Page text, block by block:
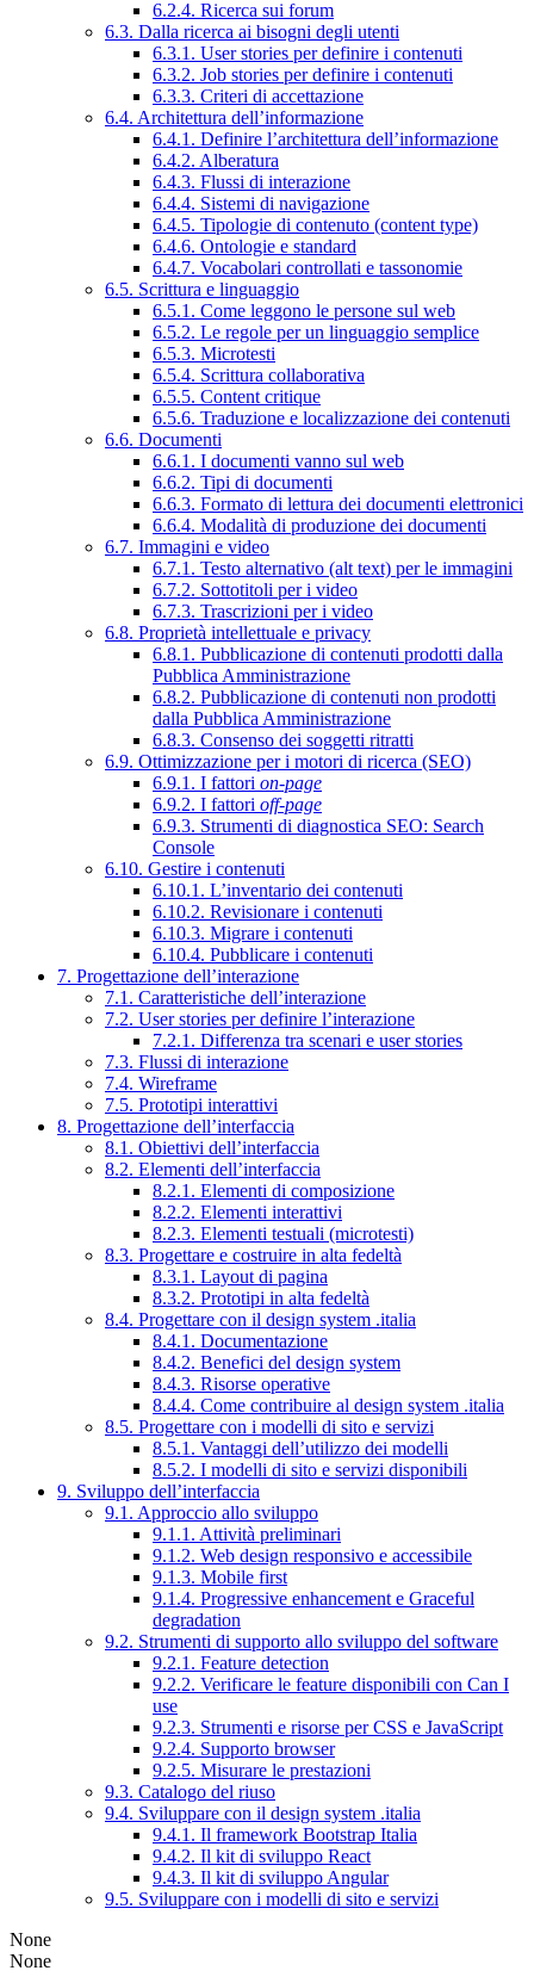
6.2.4. Ricerca sui forum
6.3. Dalla ricerca ai bisogni degli utenti
6.3.1. User stories per definire i contenuti
6.3.2. Job stories per definire i contenuti
6.3.3. Criteri di accettazione
6.4. Architettura dell’informazione
6.4.1. Definire l’architettura dell’informazione
6.4.2. Alberatura
6.4.3. Flussi di interazione
6.4.4. Sistemi di navigazione
6.4.5. Tipologie di contenuto (content type)
6.4.6. Ontologie e standard
6.4.7. Vocabolari controllati e tassonomie
6.5. Scrittura e linguaggio
6.5.1. Come leggono le persone sul web
6.5.2. Le regole per un linguaggio semplice
6.5.3. Microtesti
6.5.4. Scrittura collaborativa
6.5.5. Content critique
6.5.6. Traduzione e localizzazione dei contenuti
6.6. Documenti
6.6.1. I documenti vanno sul web
6.6.2. Tipi di documenti
6.6.3. Formato di lettura dei documenti elettronici
6.6.4. Modalità di produzione dei documenti
6.7. Immagini e video
6.7.1. Testo alternativo (alt text) per le immagini
6.7.2. Sottotitoli per i video
6.7.3. Trascrizioni per i video
6.8. Proprietà intellettuale e privacy
6.8.1. Pubblicazione di contenuti prodotti dalla
Pubblica Amministrazione
6.8.2. Pubblicazione di contenuti non prodotti
dalla Pubblica Amministrazione
6.8.3. Consenso dei soggetti ritratti
6.9. Ottimizzazione per i motori di ricerca (SEO)
6.9.1. I fattori on-page
6.9.2. I fattori off-page
6.9.3. Strumenti di diagnostica SEO: Search
Console
6.10. Gestire i contenuti
6.10.1. L’inventario dei contenuti
6.10.2. Revisionare i contenuti
6.10.3. Migrare i contenuti
6.10.4. Pubblicare i contenuti
7. Progettazione dell’interazione
7.1. Caratteristiche dell’interazione
7.2. User stories per definire l’interazione
7.2.1. Differenza tra scenari e user stories
7.3. Flussi di interazione
7.4. Wireframe
7.5. Prototipi interattivi
8. Progettazione dell’interfaccia
8.1. Obiettivi dell’interfaccia
8.2. Elementi dell’interfaccia
8.2.1. Elementi di composizione
8.2.2. Elementi interattivi
8.2.3. Elementi testuali (microtesti)
8.3. Progettare e costruire in alta fedeltà
8.3.1. Layout di pagina
8.3.2. Prototipi in alta fedeltà
8.4. Progettare con il design system .italia
8.4.1. Documentazione
8.4.2. Benefici del design system
8.4.3. Risorse operative
8.4.4. Come contribuire al design system .italia
8.5. Progettare con i modelli di sito e servizi
8.5.1. Vantaggi dell’utilizzo dei modelli
8.5.2. I modelli di sito e servizi disponibili
9. Sviluppo dell’interfaccia
9.1. Approccio allo sviluppo
9.1.1. Attività preliminari
9.1.2. Web design responsivo e accessibile
9.1.3. Mobile first
9.1.4. Progressive enhancement e Graceful
degradation
9.2. Strumenti di supporto allo sviluppo del software
9.2.1. Feature detection
9.2.2. Verificare le feature disponibili con Can I
use
9.2.3. Strumenti e risorse per CSS e JavaScript
9.2.4. Supporto browser
9.2.5. Misurare le prestazioni
9.3. Catalogo del riuso
9.4. Sviluppare con il design system .italia
9.4.1. Il framework Bootstrap Italia
9.4.2. Il kit di sviluppo React
9.4.3. Il kit di sviluppo Angular
9.5. Sviluppare con i modelli di sito e servizi
None
None